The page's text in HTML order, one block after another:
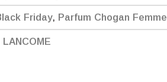
Friday, Parfum Chogan Femme